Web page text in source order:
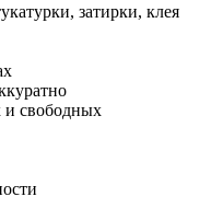
затирки, клея
и свободных